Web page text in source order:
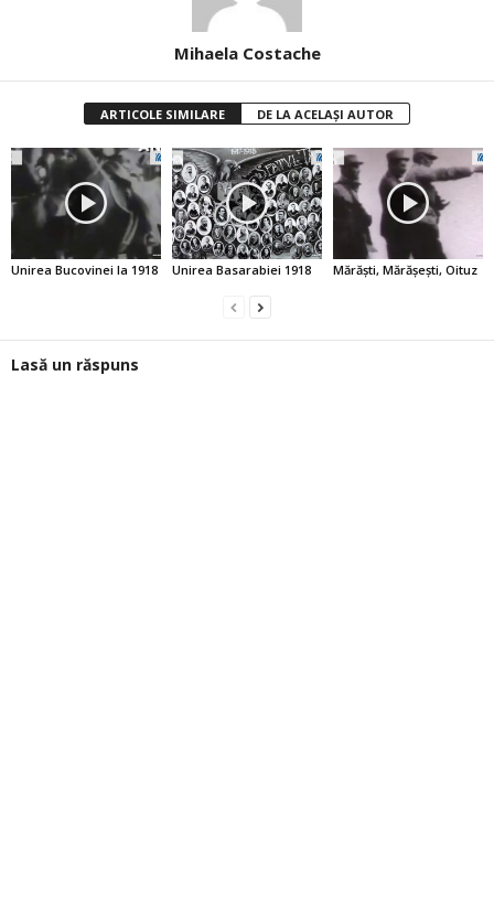
Mihaela Costache
ARTICOLE SIMILARE DE LA ACELAȘI AUTOR
Unirea Bucovinei la 1918 Unirea Basarabiei 1918 Mărăşti, Mărăşeşti, Oituz
Lasă un răspuns